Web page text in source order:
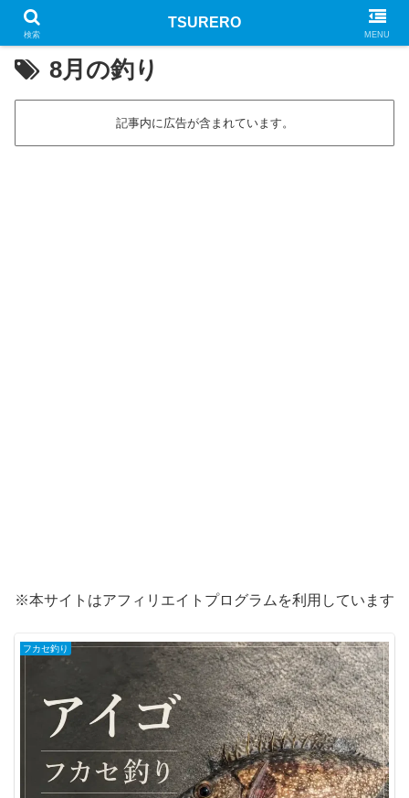
PR
8月の釣り
記事内に広告が含まれています。
※本サイトはアフィリエイトプログラムを利用しています
フカセ釣り
検索
TSURERO
MENU